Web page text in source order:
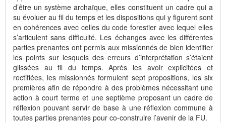
d’être un système archaïque, elles constituent un cadre qui a
su évoluer au fil du temps et les dispositions qui y figurent sont
en cohérences avec celles du code forestier avec lequel elles
s’articulent sans difficulté. Les échanges avec les différentes
parties prenantes ont permis aux missionnés de bien identifier
les points sur lesquels des erreurs d’interprétation s’étaient
glissées au fil du temps. Après les avoir explicitées et
rectifiées, les missionnés formulent sept propositions, les six
premières afin de répondre à des problèmes nécessitant une
action à court terme et une septième proposant un cadre de
réflexion pouvant servir de base à une réflexion commune à
toutes parties prenantes pour co-construire l’avenir de la FU.